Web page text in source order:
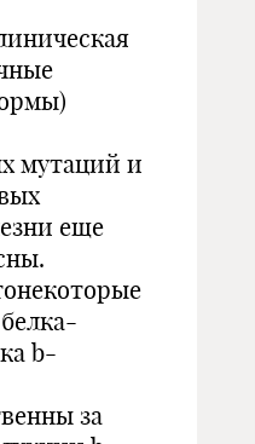
мутаций и
еще
b-
за